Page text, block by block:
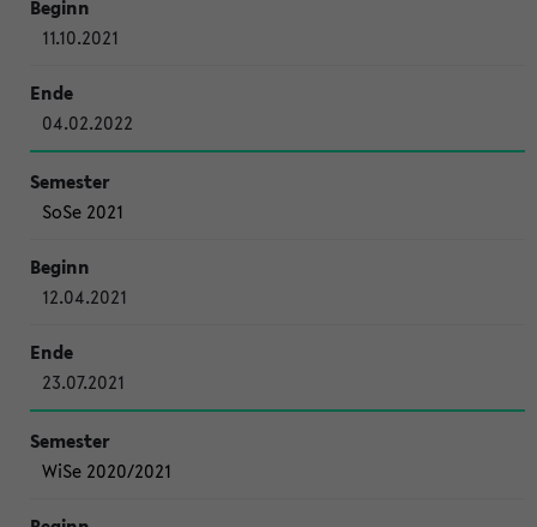
11.10.2021
04.02.2022
SoSe 2021
12.04.2021
23.07.2021
WiSe 2020/2021